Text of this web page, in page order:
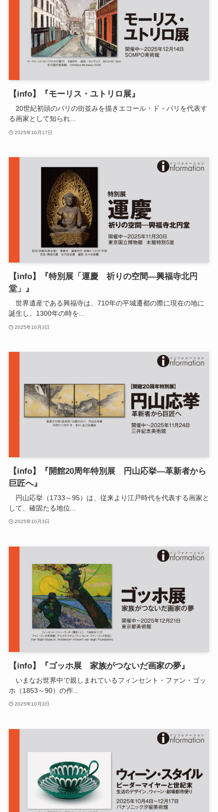
【info】『モーリス・ユトリロ展』
20世紀初頭のパリの街並みを描きエコール・ド・パリを代表す
る画家として知られ...
2025年10月17日
【info】『特別展「運慶 祈りの空間―興福寺北円
堂」』
世界遺産である興福寺は、710年の平城遷都の際に現在の地に
誕生し、1300年の時を...
2025年10月3日
【info】『開館20周年特別展 円山応挙―革新者から
巨匠へ』
円山応挙（1733～95）は、従来より江戸時代を代表する画家と
して、確固たる地位...
2025年10月3日
【info】『ゴッホ展 家族がつないだ画家の夢』
いまなお世界中で親しまれているフィンセント・ファン・ゴッ
ホ（1853～90）の作...
2025年10月3日